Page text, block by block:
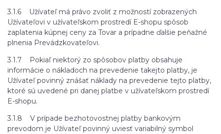
3.1.6 Užívateľ má právo zvoliť z možností zobrazených
Užívateľovi v užívateľskom prostredí E-shopu spôsob
zaplatenia kúpnej ceny za Tovar a prípadne ďalšie peňažné
plnenia Prevádzkovateľovi.
3.1.7 Pokiaľ niektorý zo spôsobov platby obsahuje
informácie o nákladoch na prevedenie takejto platby, je
Užívateľ povinný znášať náklady na prevedenie tejto platby,
ktoré sú uvedené pri danej platbe v užívateľskom prostredí
E-shopu.
3.1.8 V prípade bezhotovostnej platby bankovým
prevodom je Užívateľ povinný uviesť variabilný symbol